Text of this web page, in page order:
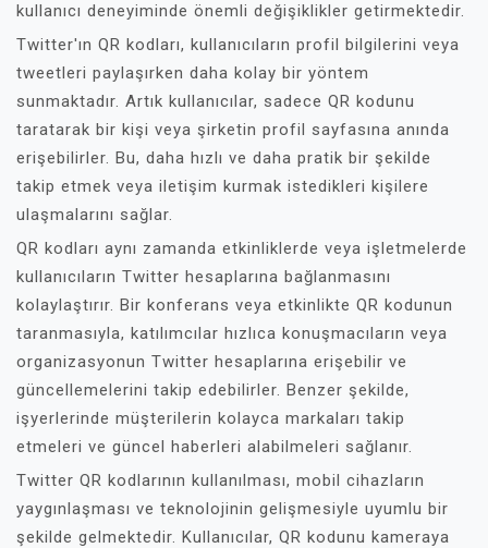
kullanıcı deneyiminde önemli değişiklikler getirmektedir.
Twitter'ın QR kodları, kullanıcıların profil bilgilerini veya
tweetleri paylaşırken daha kolay bir yöntem
sunmaktadır. Artık kullanıcılar, sadece QR kodunu
taratarak bir kişi veya şirketin profil sayfasına anında
erişebilirler. Bu, daha hızlı ve daha pratik bir şekilde
takip etmek veya iletişim kurmak istedikleri kişilere
ulaşmalarını sağlar.
QR kodları aynı zamanda etkinliklerde veya işletmelerde
kullanıcıların Twitter hesaplarına bağlanmasını
kolaylaştırır. Bir konferans veya etkinlikte QR kodunun
taranmasıyla, katılımcılar hızlıca konuşmacıların veya
organizasyonun Twitter hesaplarına erişebilir ve
güncellemelerini takip edebilirler. Benzer şekilde,
işyerlerinde müşterilerin kolayca markaları takip
etmeleri ve güncel haberleri alabilmeleri sağlanır.
Twitter QR kodlarının kullanılması, mobil cihazların
yaygınlaşması ve teknolojinin gelişmesiyle uyumlu bir
şekilde gelmektedir. Kullanıcılar, QR kodunu kameraya